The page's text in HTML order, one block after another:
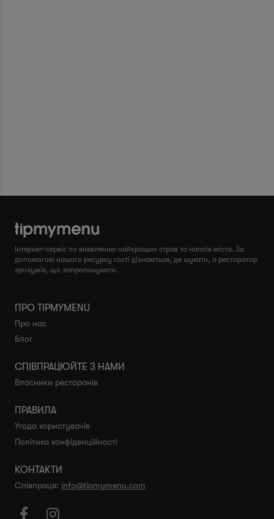
Інтернет-сервіс по виявленню найкращих страв та напоїв міста. За
допомогою нашого ресурсу гості дізнаються, де шукати, а ресторатор
зрозуміє, що запропонувати.
 
ПРО TIPMYMENU
Про нас
Блог
СПІВПРАЦЮЙТЕ З НАМИ
Власники ресторанів
ПРАВИЛА
Угода користувачів
Політика конфіденційності
КОНТАКТИ
Співпраця: info@tipmymenu.com